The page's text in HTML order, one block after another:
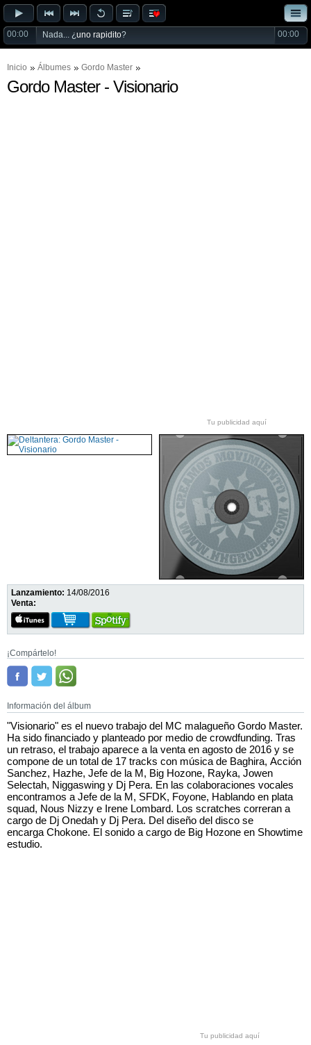
00:00 Nada... ¿uno rapidito? 00:00
Inicio Álbumes Gordo Master
Gordo Master - Visionario
Tu publicidad aquí
Lanzamiento: 14/08/2016
Venta:
¡Compártelo!
Información del álbum
"Visionario" es el nuevo trabajo del MC malagueño Gordo Master.
Ha sido financiado y planteado por medio de crowdfunding. Tras
un retraso, el trabajo aparece a la venta en agosto de 2016 y se
compone de un total de 17 tracks con música de Baghira, Acción
Sanchez, Hazhe, Jefe de la M, Big Hozone, Rayka, Jowen
Selectah, Niggaswing y Dj Pera. En las colaboraciones vocales
encontramos a Jefe de la M, SFDK, Foyone, Hablando en plata
squad, Nous Nizzy e Irene Lombard. Los scratches correran a
cargo de Dj Onedah y Dj Pera. Del diseño del disco se
encarga Chokone. El sonido a cargo de Big Hozone en Showtime
estudio.
Tu publicidad aquí